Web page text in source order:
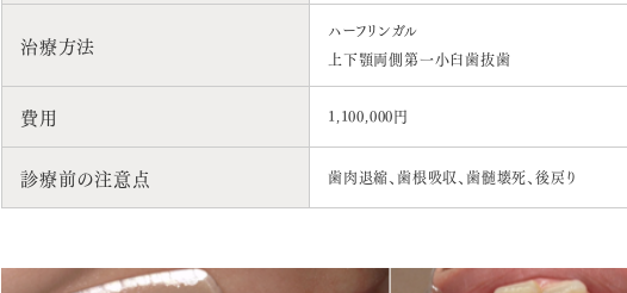
治療方法
ハーフリンガル
上下顎両側第一小臼歯抜歯
費用 1,100,000円
診療前の注意点 歯肉退縮、歯根吸収、歯髄壊死、後戻り